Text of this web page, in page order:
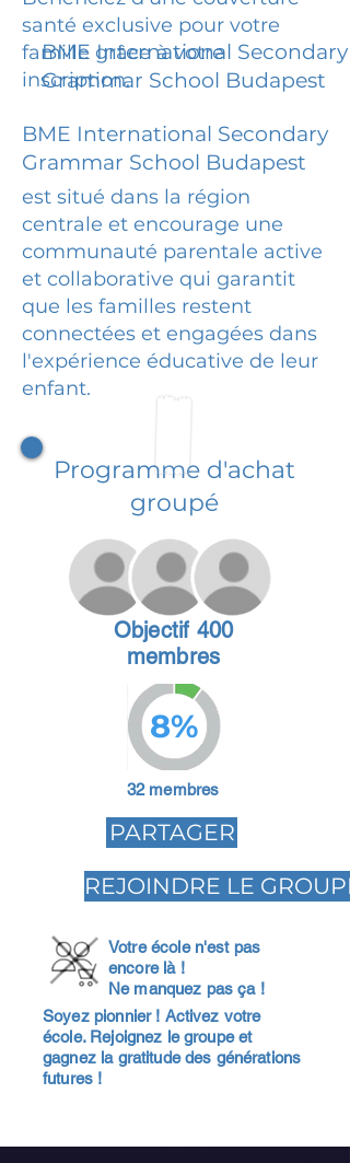
santé exclusive pour votre
famille grâce à votre
inscription.
BME International Secondary
Grammar School Budapest
BME International Secondary
Grammar School Budapest
est situé dans la région
centrale et encourage une
communauté parentale active
et collaborative qui garantit
que les familles restent
connectées et engagées dans
l'expérience éducative de leur
enfant.
Programme d'achat
groupé
Objectif 400
membres
8%
32 membres
PARTAGER
REJOINDRE LE GROUPE
Votre école n'est pas
encore là !
Ne manquez pas ça !
Soyez pionnier ! Activez votre
école. Rejoignez le groupe et
gagnez la gratitude des générations
futures !